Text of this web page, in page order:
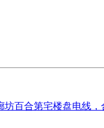
百合第宅楼盘电线